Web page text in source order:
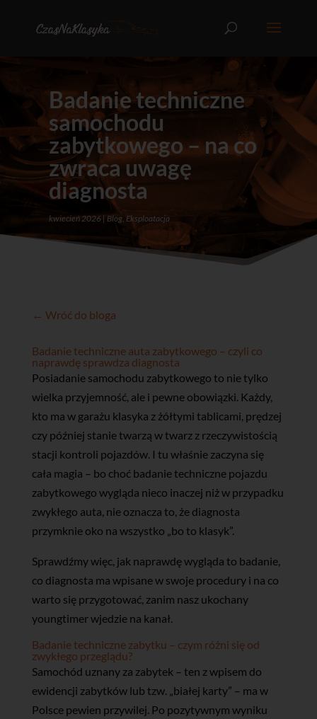
Badanie techniczne
samochodu
zabytkowego – na co
zwraca uwagę
diagnosta
kwiecień 2026 Blog, Eksploatacja
← Wróć do bloga
Badanie techniczne auta zabytkowego – czyli co
naprawdę sprawdza diagnosta
Posiadanie samochodu zabytkowego to nie tylko
wielka przyjemność, ale i pewne obowiązki. Każdy,
kto ma w garażu klasyka z żółtymi tablicami, prędzej
czy później stanie twarzą w twarz z rzeczywistością
stacji kontroli pojazdów. I tu właśnie zaczyna się
cała magia – bo choć badanie techniczne pojazdu
zabytkowego wygląda nieco inaczej niż w przypadku
zwykłego auta, nie oznacza to, że diagnosta
przymknie oko na wszystko „bo to klasyk”.
Sprawdźmy więc, jak naprawdę wygląda to badanie,
co diagnosta ma wpisane w swoje procedury i na co
warto się przygotować, zanim nasz ukochany
youngtimer wjedzie na kanał.
Badanie techniczne zabytku – czym różni się od
zwykłego przeglądu?
Samochód uznany za zabytek – ten z wpisem do
ewidencji zabytków lub tzw. „białej karty” – ma w
Polsce pewien przywilej. Po pozytywnym wyniku